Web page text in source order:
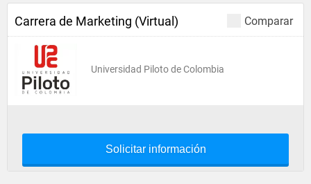
Comparar
Carrera de Marketing (Virtual)
Universidad Piloto de Colombia
Solicitar información